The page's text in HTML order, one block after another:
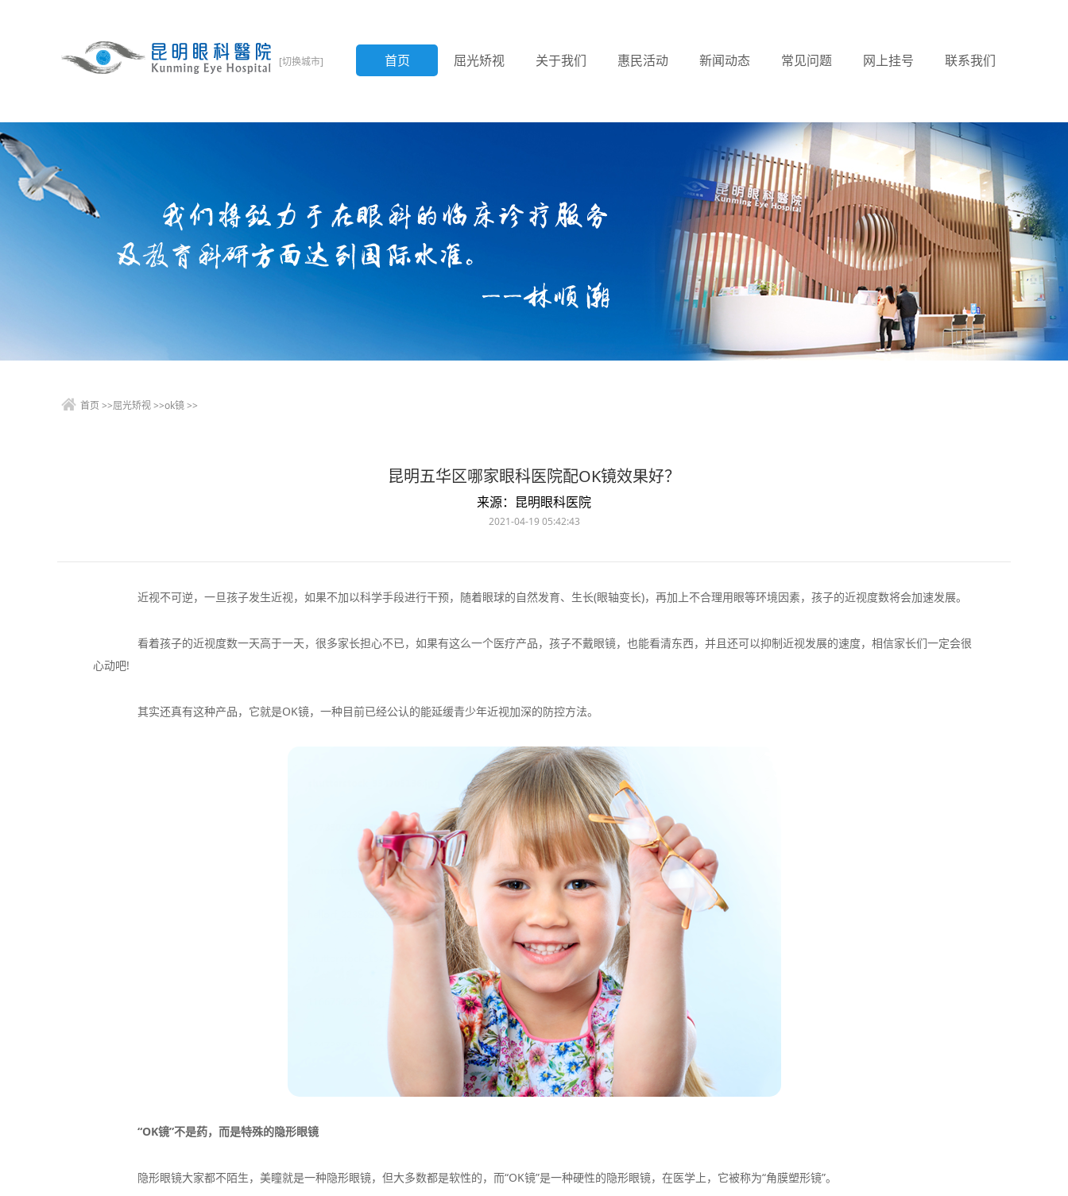
[切换城市] 首页 屈光矫视 关于我们 惠民活动 新闻动态 常见问题 网上挂号 联系我们
首页 >>屈光矫视>>ok镜>>
昆明五华区哪家眼科医院配OK镜效果好？
来源：昆明眼科医院
2021-04-19 05:42:43
近视不可逆，一旦孩子发生近视，如果不加以科学手段进行干预，随着眼球的自然发育、生长(眼轴变长)，再加上不合理用眼等环境因素，孩子的近视度数将会加速发展。
看着孩子的近视度数一天高于一天，很多家长担心不已，如果有这么一个医疗产品，孩子不戴眼镜，也能看清东西，并且还可以抑制近视发展的速度，相信家长们一定会很
心动吧!
其实还真有这种产品，它就是OK镜，一种目前已经公认的能延缓青少年近视加深的防控方法。
“OK镜”不是药，而是特殊的隐形眼镜
隐形眼镜大家都不陌生，美瞳就是一种隐形眼镜，但大多数都是软性的，而“OK镜”是一种硬性的隐形眼镜，在医学上，它被称为“角膜塑形镜”。